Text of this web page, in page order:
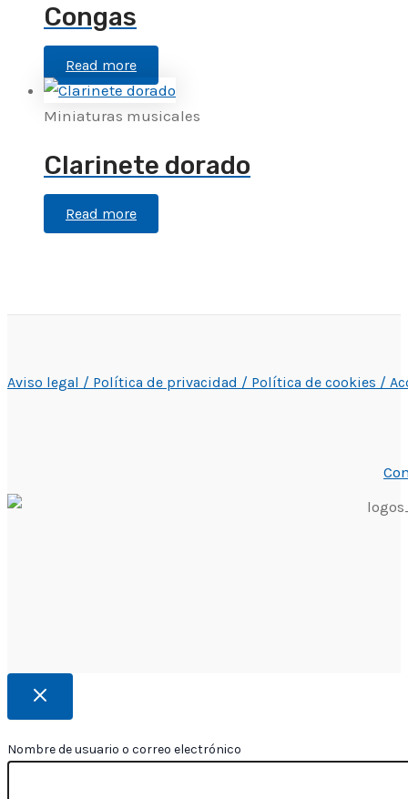
Congas
Read more
Miniaturas musicales
Clarinete dorado
Read more
Aviso legal / Política de privacidad / Política de cookies /
Nombre de usuario o correo electrónico